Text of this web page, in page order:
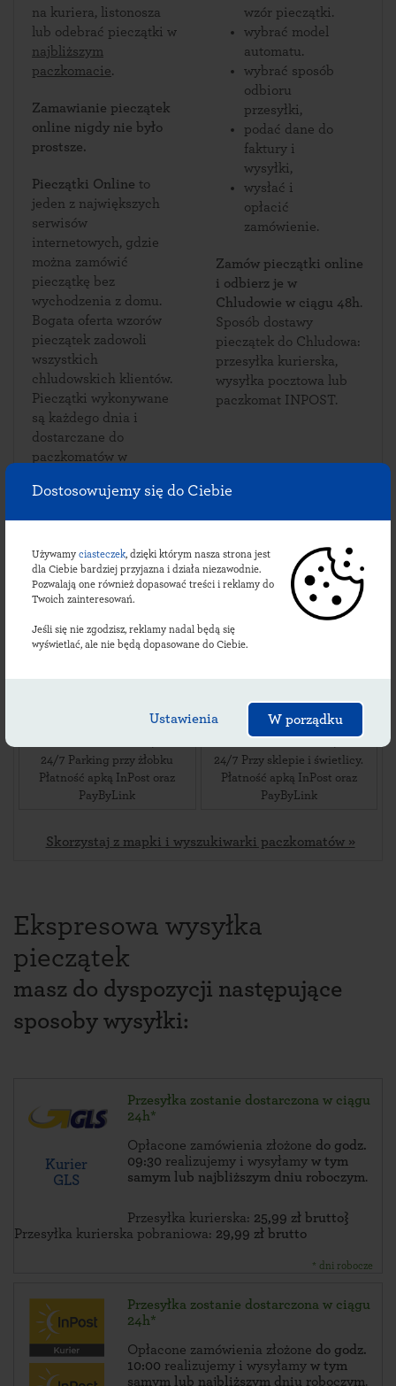
Dostosowujemy się do Ciebie
Używamy ciasteczek, dzięki którym nasza strona jest
dla Ciebie bardziej przyjazna i działa niezawodnie.
Pozwalają one również dopasować treści i reklamy do
Twoich zainteresowań.
Jeśli się nie zgodzisz, reklamy nadal będą się
wyświetlać, ale nie będą dopasowane do Ciebie.
Ustawienia W porządku
na kuriera, listonosza
lub odebrać pieczątki w
najbliższym
paczkomacie.
Zamawianie pieczątek
online nigdy nie było
prostsze.
Pieczątki Online to
jeden z największych
serwisów
internetowych, gdzie
można zamówić
pieczątkę bez
wychodzenia z domu.
Bogata oferta wzorów
pieczątek zadowoli
wszystkich
chludowskich klientów.
Pieczątki wykonywane
są każdego dnia i
dostarczane do
paczkomatów w
wzór pieczątki.
wybrać model
automatu.
wybrać sposób
odbioru
przesyłki,
podać dane do
faktury i
wysyłki,
wysłać i
opłacić
zamówienie.
Zamów pieczątki online
i odbierz je w
Chludowie w ciągu 48h.
Sposób dostawy
pieczątek do Chludowa:
przesyłka kurierska,
wysyłka pocztowa lub
paczkomat INPOST.
Sprawdź lokalizacje
chludowskich
paczkomatów:
24/7 Parking przy żłobku
Płatność apką InPost oraz
PayByLink
ul. Golęczewska 14B,
24/7 Przy sklepie i świetlicy.
Płatność apką InPost oraz
PayByLink
Skorzystaj z mapki i wyszukiwarki paczkomatów »
Ekspresowa wysyłka
pieczątek
masz do dyspozycji następujące
sposoby wysyłki:
Kurier
GLS
Przesyłka zostanie dostarczona w ciągu
24h*
Opłacone zamówienia złożone do godz.
09:30 realizujemy i wysyłamy w tym
samym lub najbliższym dniu roboczym.
Przesyłka kurierska: 25,99 zł brutto}
Przesyłka kurierska pobraniowa: 29,99 zł brutto
* dni robocze
Przesyłka zostanie dostarczona w ciągu
24h*
Opłacone zamówienia złożone do godz.
10:00 realizujemy i wysyłamy w tym
samym lub najbliższym dniu roboczym.